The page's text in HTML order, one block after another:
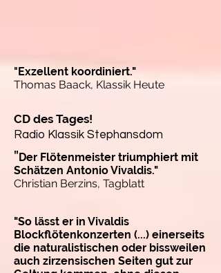
"Exzellent koordiniert."
Thomas Baack, Klassik Heute
CD des Tages!
Radio Klassik Stephansdom
"Der Flötenmeister triumphiert mit
Schätzen Antonio Vivaldis."
Christian Berzins, Tagblatt
"So lässt er in Vivaldis
Blockflötenkonzerten (...) einerseits
die naturalistischen oder bissweilen
auch zirzensischen Seiten gut zur